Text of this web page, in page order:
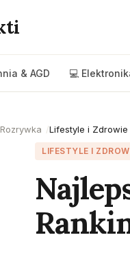
& AGD 💻
Lifestyle i Zdrowie
LIFESTYLE I